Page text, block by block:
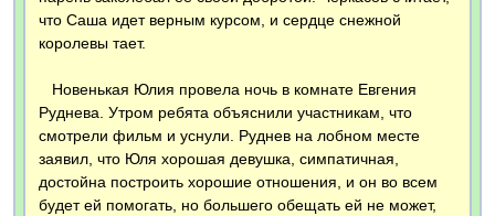
что Саша идет верным курсом, и сердце снежной
королевы тает.
Новенькая Юлия провела ночь в комнате Евгения
Руднева. Утром ребята объяснили участникам, что
смотрели фильм и уснули. Руднев на лобном месте
заявил, что Юля хорошая девушка, симпатичная,
достойна построить хорошие отношения, и он во всем
будет ей помогать, но большего обещать ей не может,